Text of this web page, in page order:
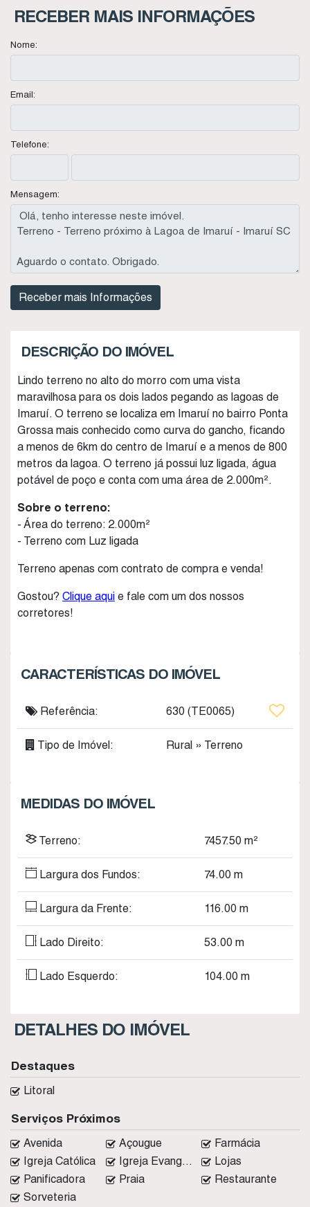
RECEBER MAIS INFORMAÇÕES
Nome:
Email:
Telefone:
Mensagem:
DESCRIÇÃO DO IMÓVEL
Lindo terreno no alto do morro com uma vista
maravilhosa para os dois lados pegando as lagoas de
Imaruí. O terreno se localiza em Imaruí no bairro Ponta
Grossa mais conhecido como curva do gancho, ficando
a menos de 6km do centro de Imaruí e a menos de 800
metros da lagoa. O terreno já possui luz ligada, água
potável de poço e conta com uma área de 2.000m².
Sobre o terreno:
- Área do terreno: 2.000m²
- Terreno com Luz ligada
Terreno apenas com contrato de compra e venda!
Gostou? Clique aqui e fale com um dos nossos
corretores!
CARACTERÍSTICAS DO IMÓVEL
Referência: 630 (TE0065)
Tipo de Imóvel: Rural » Terreno
MEDIDAS DO IMÓVEL
Terreno: 7457.50 m²
Largura dos Fundos: 74.00 m
Largura da Frente: 116.00 m
Lado Direito: 53.00 m
Lado Esquerdo: 104.00 m
DETALHES DO IMÓVEL
Serviços Próximos
Avenida Açougue
Farmácia
Igreja Católica
Igreja Evangélica
Lojas
Panificadora
Praia
Restaurante
Sorveteria
Destaques
Litoral